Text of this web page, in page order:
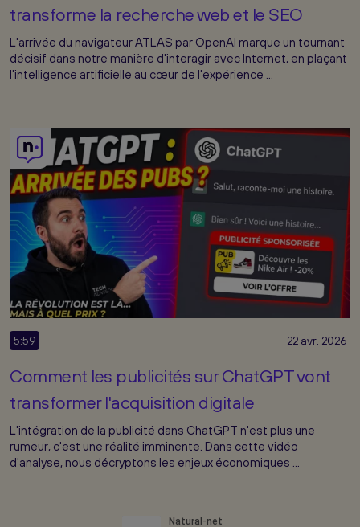
transforme la recherche web et le SEO
L'arrivée du navigateur ATLAS par OpenAI marque un tournant
décisif dans notre manière d'interagir avec Internet, en plaçant
l'intelligence artificielle au cœur de l'expérience ...
5:59 22 avr. 2026
Comment les publicités sur ChatGPT vont
transformer l'acquisition digitale
L'intégration de la publicité dans ChatGPT n'est plus une
rumeur, c'est une réalité imminente. Dans cette vidéo
d'analyse, nous décryptons les enjeux économiques ...